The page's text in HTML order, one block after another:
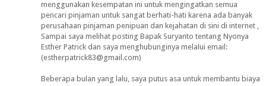
menggunakan kesempatan ini untuk mengingatkan semua
pencari pinjaman untuk sangat berhati-hati karena ada banyak
perusahaan pinjaman penipuan dan kejahatan di sini di internet ,
Sampai saya melihat posting Bapak Suryanto tentang Nyonya
Esther Patrick dan saya menghubunginya melalui email:
(estherpatrick83@gmail.com)
Beberapa bulan yang lalu, saya putus asa untuk membantu biaya